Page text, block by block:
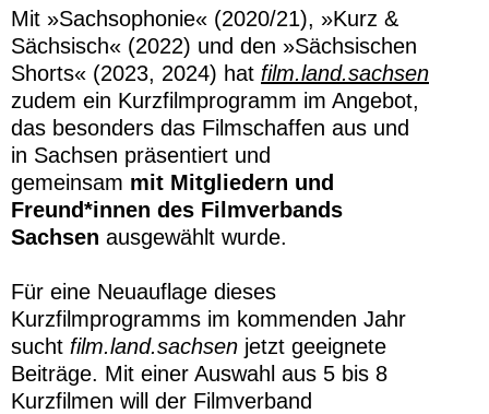
Mit »Sachsophonie« (2020/21), »Kurz &
Sächsisch« (2022) und den »Sächsischen
Shorts« (2023, 2024) hat film.land.sachsen
zudem ein Kurzfilmprogramm im Angebot,
das besonders das Filmschaffen aus und
in Sachsen präsentiert und
gemeinsam mit Mitgliedern und
Freund*innen des Filmverbands
Sachsen ausgewählt wurde.
Für eine Neuauflage dieses
Kurzfilmprogramms im kommenden Jahr
sucht film.land.sachsen jetzt geeignete
Beiträge. Mit einer Auswahl aus 5 bis 8
Kurzfilmen will der Filmverband